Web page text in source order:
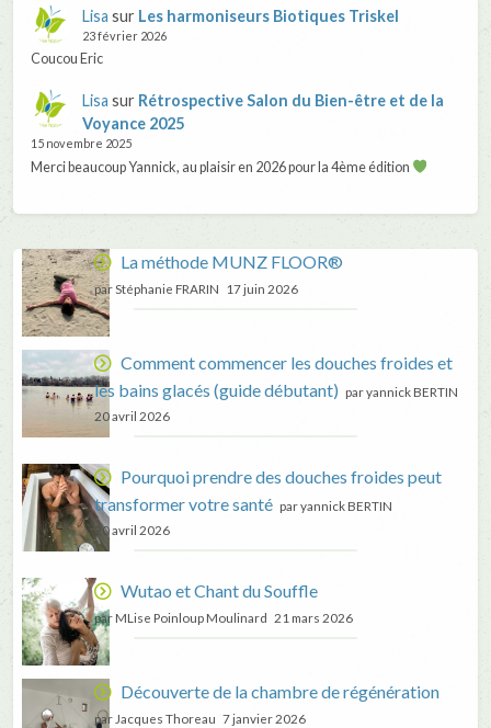
Lisa sur Les harmoniseurs Biotiques Triskel
23 février 2026
Coucou Eric
Lisa sur Rétrospective Salon du Bien-être et de la
Voyance 2025
15 novembre 2025
Merci beaucoup Yannick, au plaisir en 2026 pour la 4ème édition
La méthode MUNZ FLOOR®
par Stéphanie FRARIN 17 juin 2026
Comment commencer les douches froides et
les bains glacés (guide débutant) par yannick BERTIN
20 avril 2026
Pourquoi prendre des douches froides peut
transformer votre santé par yannick BERTIN
20 avril 2026
Wutao et Chant du Souffle
par MLise Poinloup Moulinard 21 mars 2026
Découverte de la chambre de régénération
par Jacques Thoreau 7 janvier 2026